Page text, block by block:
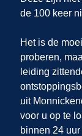
de 100 keer
Het is de
proberen,
leiding
uit
voor u op te
binnen 24